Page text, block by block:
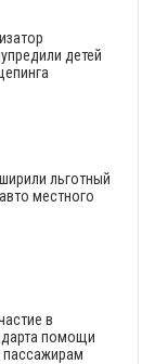
детей
льготный
местного
в
помощи